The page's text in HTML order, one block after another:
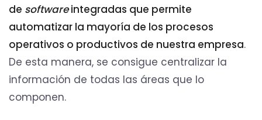
de softwareintegradas que permite
automatizar la mayoría de los procesos
operativos o productivos de nuestra empresa.
De esta manera, se consigue centralizar la
información de todas las áreas que lo
componen.